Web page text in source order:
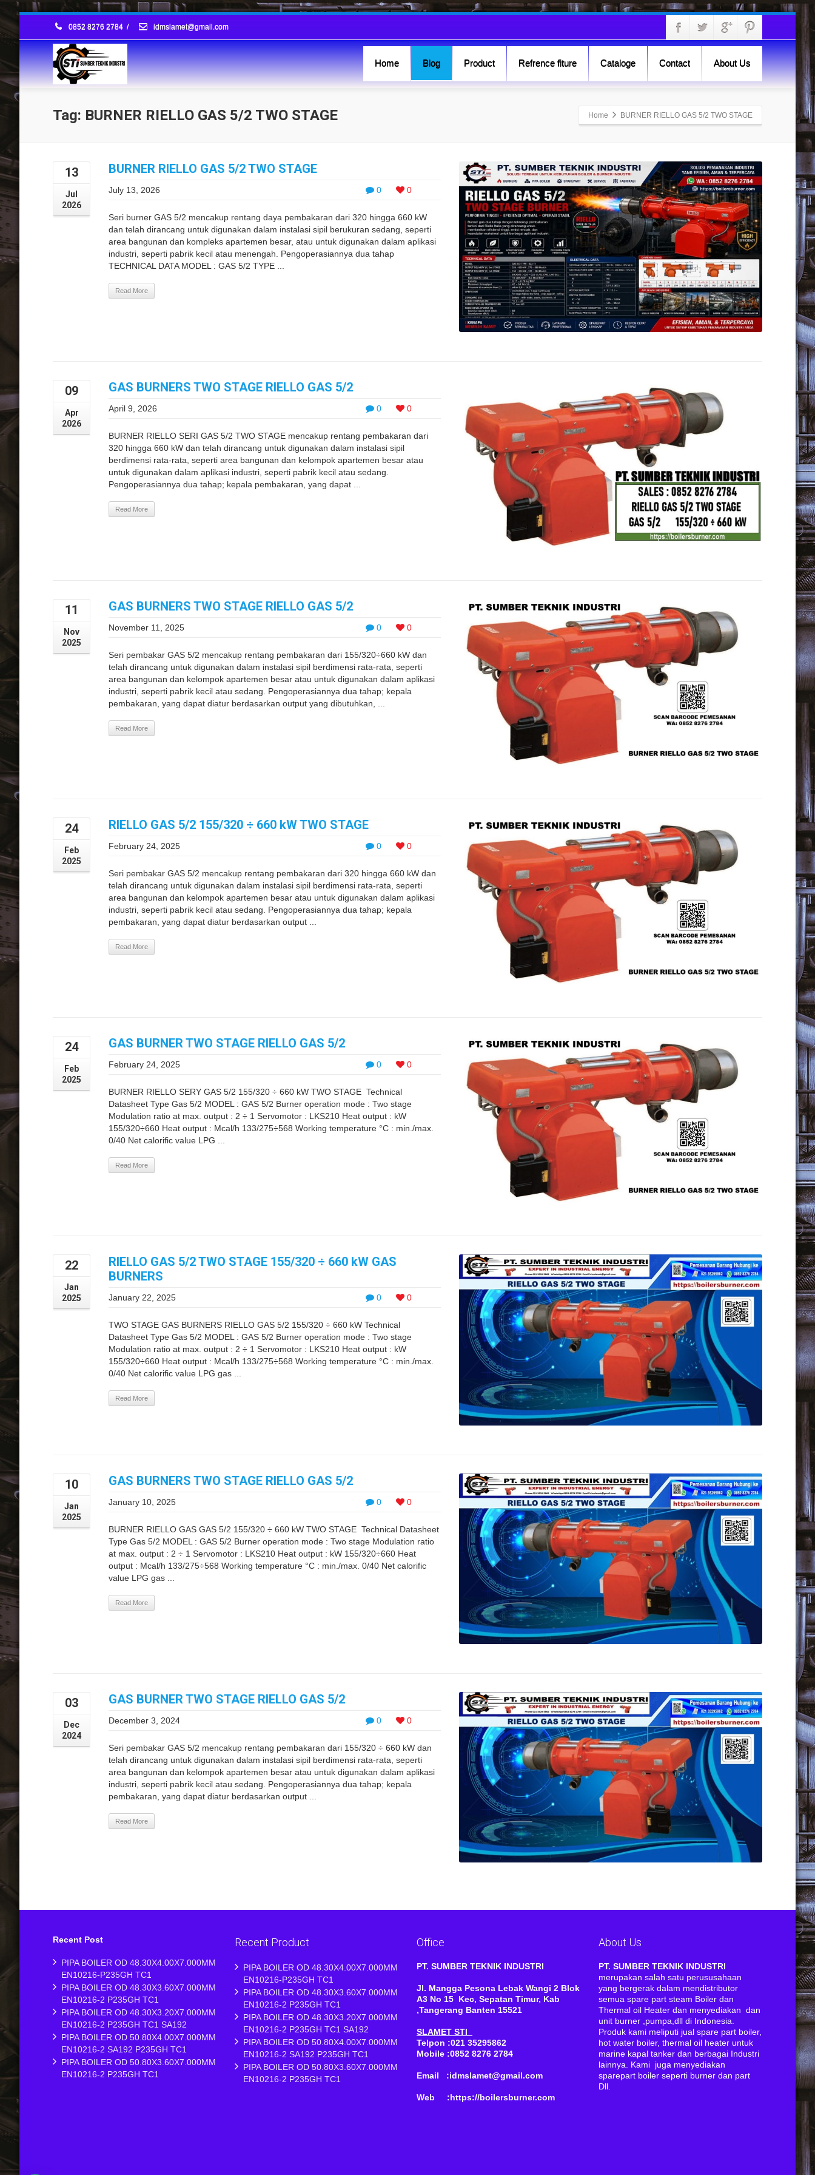
0852 8276 2784 / idmslamet@gmail.com
Home Blog Product Refrence fiture Cataloge Contact About Us
Tag: BURNER RIELLO GAS 5/2 TWO STAGE Home BURNER RIELLO GAS 5/2 TWO STAGE
13
Jul
2026
BURNER RIELLO GAS 5/2 TWO STAGE
0 0
July 13, 2026
Seri burner GAS 5/2 mencakup rentang daya pembakaran dari 320 hingga 660 kW
dan telah dirancang untuk digunakan dalam instalasi sipil berukuran sedang, seperti
area bangunan dan kompleks apartemen besar, atau untuk digunakan dalam aplikasi
industri, seperti pabrik kecil atau menengah. Pengoperasiannya dua tahap
TECHNICAL DATA MODEL : GAS 5/2 TYPE ...
Read More
09
Apr
2026
GAS BURNERS TWO STAGE RIELLO GAS 5/2
0 0
April 9, 2026
BURNER RIELLO SERI GAS 5/2 TWO STAGE mencakup rentang pembakaran dari
320 hingga 660 kW dan telah dirancang untuk digunakan dalam instalasi sipil
berdimensi rata-rata, seperti area bangunan dan kelompok apartemen besar atau
untuk digunakan dalam aplikasi industri, seperti pabrik kecil atau sedang.
Pengoperasiannya dua tahap; kepala pembakaran, yang dapat ...
Read More
11
Nov
2025
GAS BURNERS TWO STAGE RIELLO GAS 5/2
0 0
November 11, 2025
Seri pembakar GAS 5/2 mencakup rentang pembakaran dari 155/320÷660 kW dan
telah dirancang untuk digunakan dalam instalasi sipil berdimensi rata-rata, seperti
area bangunan dan kelompok apartemen besar atau untuk digunakan dalam aplikasi
industri, seperti pabrik kecil atau sedang. Pengoperasiannya dua tahap; kepala
pembakaran, yang dapat diatur berdasarkan output yang dibutuhkan, ...
Read More
24
Feb
2025
RIELLO GAS 5/2 155/320 ÷ 660 kW TWO STAGE
0 0
February 24, 2025
Seri pembakar GAS 5/2 mencakup rentang pembakaran dari 320 hingga 660 kW dan
telah dirancang untuk digunakan dalam instalasi sipil berdimensi rata-rata, seperti
area bangunan dan kelompok apartemen besar atau untuk digunakan dalam aplikasi
industri, seperti pabrik kecil atau sedang. Pengoperasiannya dua tahap; kepala
pembakaran, yang dapat diatur berdasarkan output ...
Read More
24
Feb
2025
GAS BURNER TWO STAGE RIELLO GAS 5/2
0 0
February 24, 2025
BURNER RIELLO SERY GAS 5/2 155/320 ÷ 660 kW TWO STAGE Technical
Datasheet Type Gas 5/2 MODEL : GAS 5/2 Burner operation mode : Two stage
Modulation ratio at max. output : 2 ÷ 1 Servomotor : LKS210 Heat output : kW
155/320÷660 Heat output : Mcal/h 133/275÷568 Working temperature °C : min./max.
0/40 Net calorific value LPG ...
Read More
22
Jan
2025
RIELLO GAS 5/2 TWO STAGE 155/320 ÷ 660 kW GAS
BURNERS
0 0
January 22, 2025
TWO STAGE GAS BURNERS RIELLO GAS 5/2 155/320 ÷ 660 kW Technical
Datasheet Type Gas 5/2 MODEL : GAS 5/2 Burner operation mode : Two stage
Modulation ratio at max. output : 2 ÷ 1 Servomotor : LKS210 Heat output : kW
155/320÷660 Heat output : Mcal/h 133/275÷568 Working temperature °C : min./max.
0/40 Net calorific value LPG gas ...
Read More
10
Jan
2025
GAS BURNERS TWO STAGE RIELLO GAS 5/2
0 0
January 10, 2025
BURNER RIELLO GAS GAS 5/2 155/320 ÷ 660 kW TWO STAGE Technical Datasheet
Type Gas 5/2 MODEL : GAS 5/2 Burner operation mode : Two stage Modulation ratio
at max. output : 2 ÷ 1 Servomotor : LKS210 Heat output : kW 155/320÷660 Heat
output : Mcal/h 133/275÷568 Working temperature °C : min./max. 0/40 Net calorific
value LPG gas ...
Read More
03
Dec
2024
GAS BURNER TWO STAGE RIELLO GAS 5/2
0 0
December 3, 2024
Seri pembakar GAS 5/2 mencakup rentang pembakaran dari 155/320 ÷ 660 kW dan
telah dirancang untuk digunakan dalam instalasi sipil berdimensi rata-rata, seperti
area bangunan dan kelompok apartemen besar atau untuk digunakan dalam aplikasi
industri, seperti pabrik kecil atau sedang. Pengoperasiannya dua tahap; kepala
pembakaran, yang dapat diatur berdasarkan output ...
Read More
Recent Post
PIPA BOILER OD 48.30X4.00X7.000MM
EN10216-P235GH TC1
PIPA BOILER OD 48.30X3.60X7.000MM
EN10216-2 P235GH TC1
PIPA BOILER OD 48.30X3.20X7.000MM
EN10216-2 P235GH TC1 SA192
PIPA BOILER OD 50.80X4.00X7.000MM
EN10216-2 SA192 P235GH TC1
PIPA BOILER OD 50.80X3.60X7.000MM
EN10216-2 P235GH TC1
Recent Product
PIPA BOILER OD 48.30X4.00X7.000MM
EN10216-P235GH TC1
PIPA BOILER OD 48.30X3.60X7.000MM
EN10216-2 P235GH TC1
PIPA BOILER OD 48.30X3.20X7.000MM
EN10216-2 P235GH TC1 SA192
PIPA BOILER OD 50.80X4.00X7.000MM
EN10216-2 SA192 P235GH TC1
PIPA BOILER OD 50.80X3.60X7.000MM
EN10216-2 P235GH TC1
Office
PT. SUMBER TEKNIK INDUSTRI
Jl. Mangga Pesona Lebak Wangi 2 Blok
A3 No 15 Kec, Sepatan Timur, Kab
,Tangerang Banten 15521
SLAMET STI
Telpon :021 35295862
Mobile :0852 8276 2784
Email :idmslamet@gmail.com
Web :https://boilersburner.com
About Us
PT. SUMBER TEKNIK INDUSTRI
merupakan salah satu perususahaan
yang bergerak dalam mendistributor
semua spare part steam Boiler dan
Thermal oil Heater dan menyediakan dan
unit burner ,pumpa,dll di Indonesia.
Produk kami meliputi jual spare part boiler,
hot water boiler, thermal oil heater untuk
marine kapal tanker dan berbagai Industri
lainnya. Kami juga menyediakan
sparepart boiler seperti burner dan part
Dll.